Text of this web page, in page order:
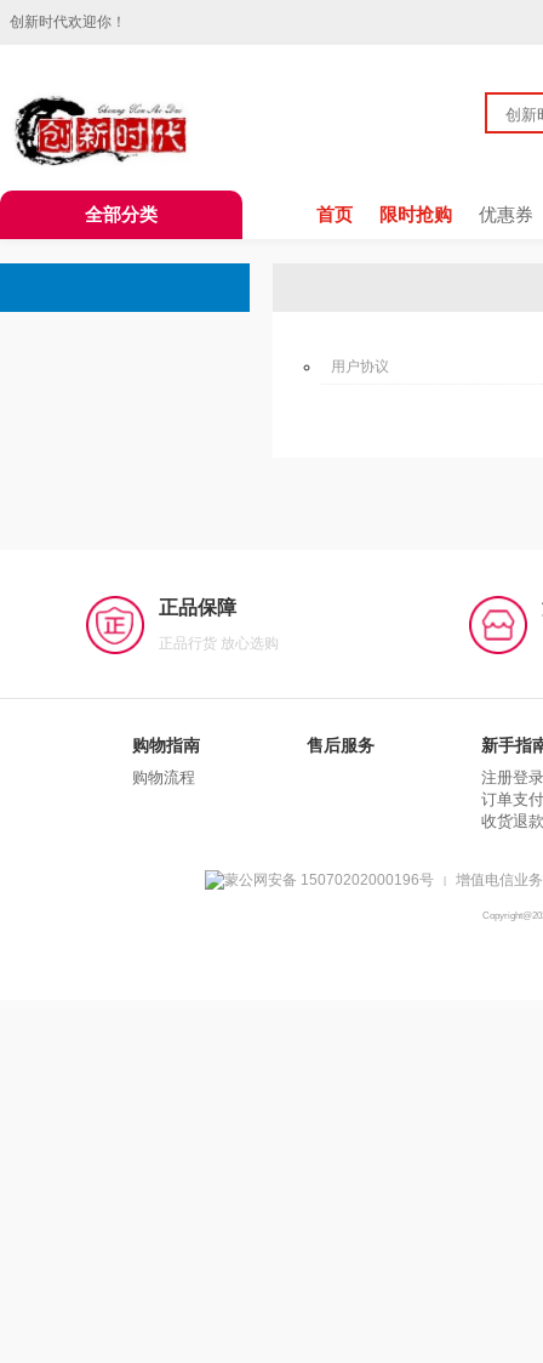
创新时代欢迎你！
全部分类 首页 限时抢购 优惠券
用户协议
正品保障
正品行货 放心选购
购物指南
购物流程
售后服务 新手指
注册登录
订单支付
收货退款
蒙公网安备 15070202000196号 增值电信业